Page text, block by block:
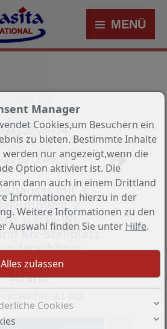
MENÜ
20 von 34
zur Übersicht
mit 3
2
Gäste-WC,
Kfz-Stellplatz
nur 5 km vom
Strand
Manager
Cookies,um Besuchern ein
zu bieten. Bestimmte Inhalte
nur angezeigt,wenn die
Option aktiviert ist. Die
dann auch in einem Drittland
Informationen hierzu in der
Weitere Informationen zu den
Auswahl finden Sie unter Hilfe.
Cookies